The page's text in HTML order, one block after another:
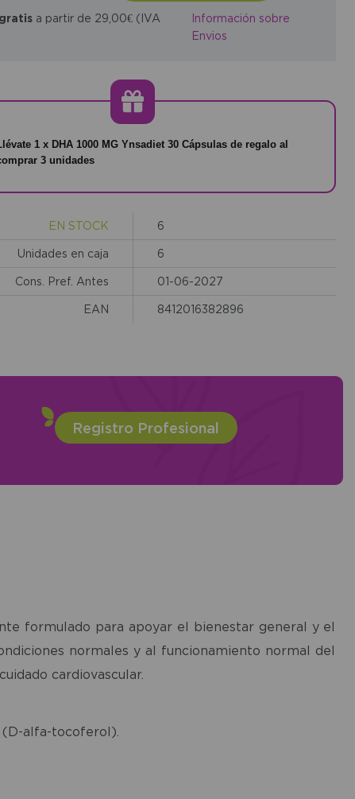
gratisa partir de 29,00€ (IVA
Información sobre
Envios
1 x DHA 1000 MG Ynsadiet 30 Cápsulas de regalo al
3 unidades
EN STOCK 6
Unidades en caja 6
Cons. Pref. Antes 01-06-2027
EAN 8412016382896
Registro Profesional
formulado para apoyar el bienestar general y el
normales y al funcionamiento normal del
cardiovascular.
(D-alfa-tocoferol).